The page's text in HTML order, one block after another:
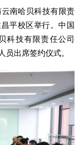
南哈贝科技有限责
平校区举行。中国
科技有限责任公司
员出席签约仪式。